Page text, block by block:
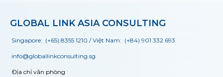
GLOBAL LINK ASIA CONSULTING
Singapore: (+65) 8355 1210 / Việt Nam: (+84) 901 332 693
info@globallinkconsulting.sg
Địa chỉ văn phòng